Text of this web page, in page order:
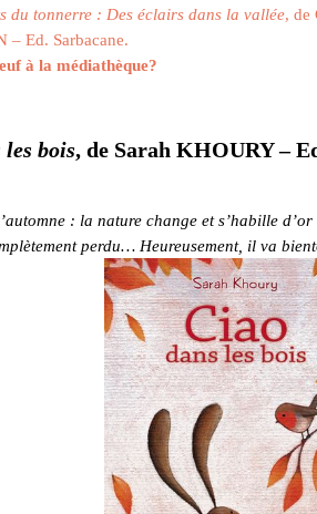
du tonnerre : Des éclairs dans la vallée, de
– Ed. Sarbacane.
à la médiathèque?
les bois, de Sarah KHOURY –
: la nature change et s’habille
perdu… Heureusement, il va